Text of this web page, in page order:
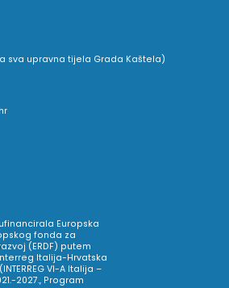
sva upravna tijela Grada Kaštela)
Europska
fonda za
(ERDF) putem
Italija-Hrvatska
VI-A Italija –
2027., Program